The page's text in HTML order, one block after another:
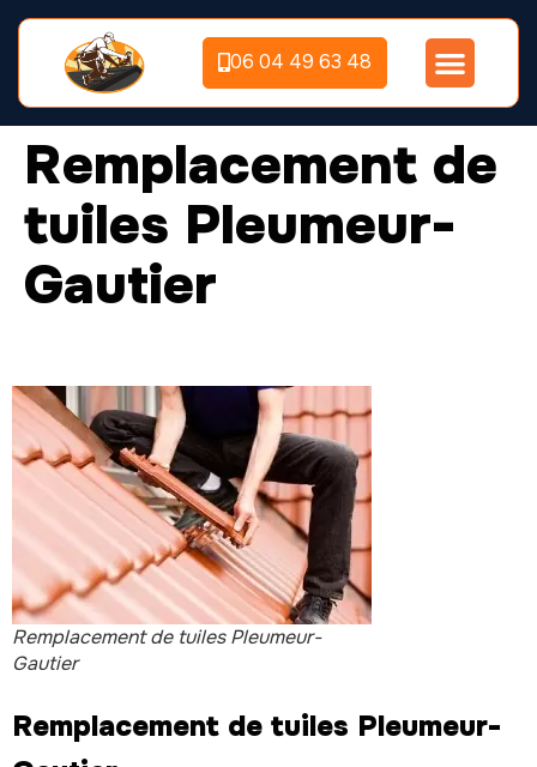
06 04 49 63 48
Remplacement de
tuiles Pleumeur-
Gautier
Remplacement de tuiles Pleumeur-
Gautier
Remplacement de tuiles Pleumeur-